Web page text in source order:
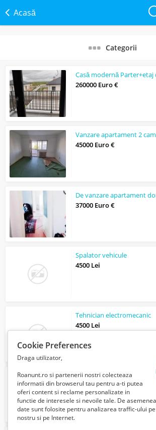
Acasă
Categorii
260000 Euro €
45000 Euro €
37000 Euro €
Spalator vehicule
4500 Lei
Tehnician electromecanic
4500 Lei
cules de mere austria
2000 Euro €
Cookie Preferences
Draga utilizator,
Roanunt.ro si partenerii nostri colecteaza
informatii din browserul tau pentru a-ti putea
oferi content si reclame personalizate in
functie de interesele si nevoile tale. De
date sunt folosite pentru analizarea traffic-ului
nostru si pe Internet.